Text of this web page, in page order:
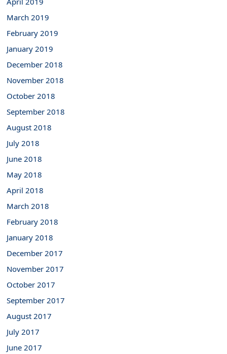
March 2019
February 2019
January 2019
December 2018
November 2018
October 2018
September 2018
August 2018
July 2018
June 2018
May 2018
April 2018
March 2018
February 2018
January 2018
December 2017
November 2017
October 2017
September 2017
August 2017
July 2017
June 2017